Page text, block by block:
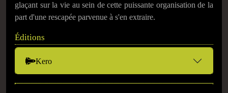
glaçant sur la vie au sein de cette puissante organisation de la
part d'une rescapée parvenue à s'en extraire.
Éditions
Kero